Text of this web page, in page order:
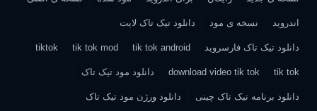
اندروید نسخه ی مود دانلود تیک تاک لایت
دانلود تیک تاک فارسروید tik tok android
tik tok mod
tiktok
tik tok
download video tik tok دانلود مود تیک تاک
دانلود برنامه تیک تاک چینی دانلود ورژن مود تیک تاک